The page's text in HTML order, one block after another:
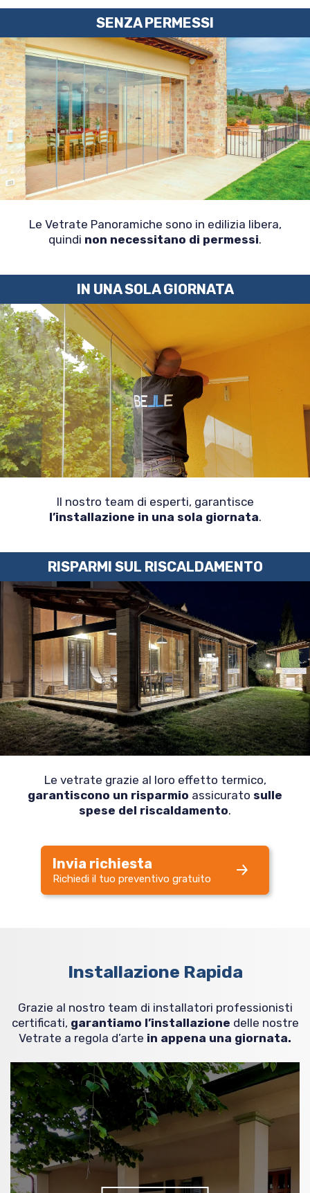
SENZA PERMESSI
Le Vetrate Panoramiche sono in edilizia libera,
quindi non necessitano di permessi.
IN UNA SOLA GIORNATA
Il nostro team di esperti, garantisce
l’installazione in una sola giornata.
RISPARMI SUL RISCALDAMENTO
Le vetrate grazie al loro effetto termico,
garantiscono un risparmio assicurato sulle
spese del riscaldamento.
Invia richiesta
Richiedi il tuo preventivo gratuito
Installazione Rapida
Grazie al nostro team di installatori professionisti
certificati, garantiamo l’installazione delle nostre
Vetrate a regola d’arte in appena una giornata.